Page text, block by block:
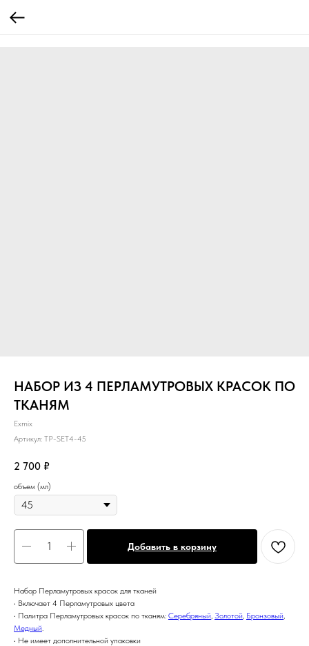
НАБОР ИЗ 4 ПЕРЛАМУТРОВЫХ КРАСОК ПО
ТКАНЯМ
Exmix
Артикул: TP-SET4-45
2 700 ₽
объем (мл)
Добавить в корзину
Набор Перламутровых красок для тканей
• Включает 4 Перламутровых цвета
• Палитра Перламутровых красок по тканям: Серебряный, Золотой, Бронзовый,
Медный.
• Не имеет дополнительной упаковки